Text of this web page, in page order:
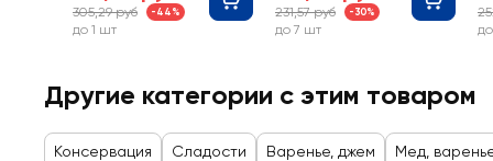
305,29 руб -44%
до 1 шт
231,57 руб -30%
до 7 шт
Другие категории с этим товаром
Консервация Сладости Варенье, джем Мед,